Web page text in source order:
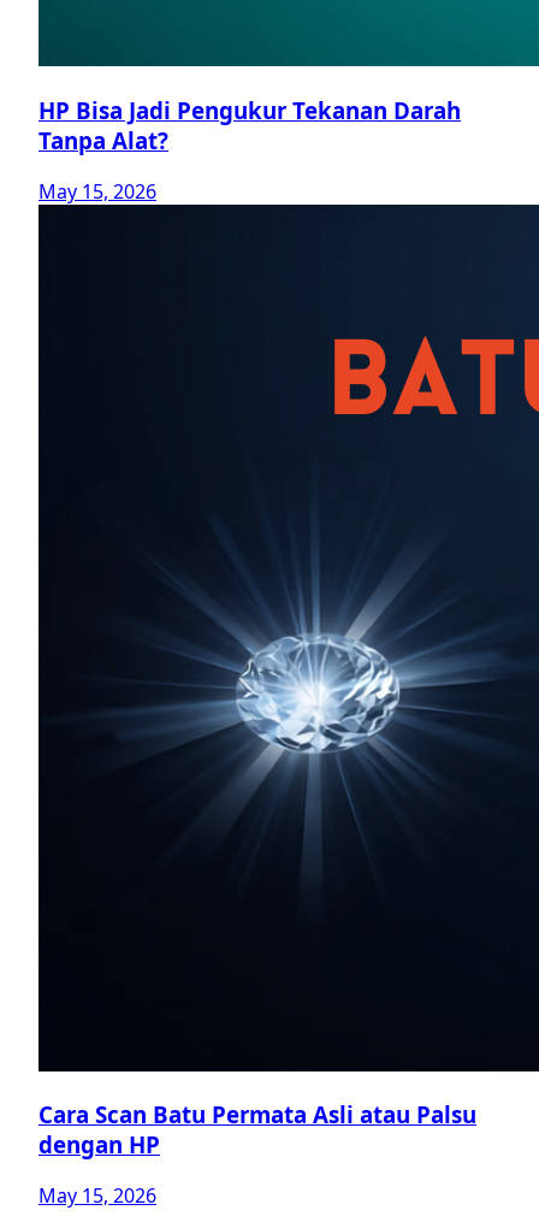
HP Bisa Jadi Pengukur Tekanan Darah
Tanpa Alat?
May 15, 2026
Cara Scan Batu Permata Asli atau Palsu
dengan HP
May 15, 2026